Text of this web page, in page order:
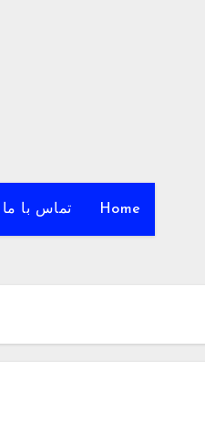
Home تماس با ما